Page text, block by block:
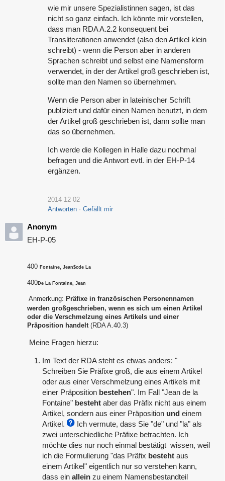
wie mir unsere Spezialistinnen sagen, ist das
nicht so ganz einfach. Ich könnte mir vorstellen,
dass man RDA A.2.2 konsequent bei
Transliterationen anwendet (also den Artikel klein
schreibt) - wenn die Person aber in anderen
Sprachen schreibt und selbst eine Namensform
verwendet, in der der Artikel groß geschrieben ist,
sollte man den Namen so übernehmen.
Wenn die Person aber in lateinischer Schrift
publiziert und dafür einen Namen benutzt, in dem
der Artikel groß geschrieben ist, dann sollte man
das so übernehmen.
Ich werde die Kollegen in Halle dazu nochmal
befragen und die Antwort evtl. in der EH-P-14
ergänzen.
2014-12-02
Antworten
Gefällt mir
Anonym
EH-P-05
400 Fontaine, Jean$cde La
400De La Fontaine, Jean
Anmerkung: Präfixe in französischen Personennamen
werden großgeschrieben, wenn es sich um einen Artikel
oder die Verschmelzung eines Artikels und einer
Präposition handelt(RDA A.40.3)
Meine Fragen hierzu:
Im Text der RDA steht es etwas anders: "
Schreiben Sie Präfixe groß, die aus einem Artikel
oder aus einer Verschmelzung eines Artikels mit
einer Präposition bestehen". Im Fall "Jean de la
Fontaine" bestehtaber das Präfix nicht aus einem
Artikel, sondern aus einer Präpositionundeinem
Artikel.
Ich vermute, dass Sie "de" und "la" als
zwei unterschiedliche Präfixe betrachten. Ich
möchte dies nur noch einmal bestätigt wissen, weil
ich die Formulierung "das Präfix bestehtaus
einem Artikel" eigentlich nur so verstehen kann,
dass ein alleinzu einem Namensbestandteil